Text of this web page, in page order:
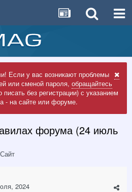
Если у вас возникают проблемы
или сменой пароля, обращайтесь
без регистрации) с указанием
- на сайте или форуме.
форума (24 июль
Сайт
2024